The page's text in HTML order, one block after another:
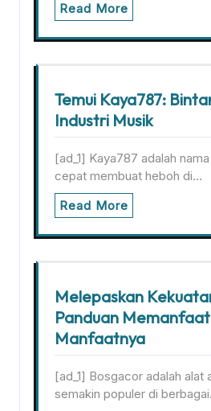
Read More
Temui Kaya787:
Industri Musik
[ad_1] Kaya787 adalah
cepat membuat heboh di…
Read More
Melepaskan
Panduan
Manfaatnya
[ad_1] Bosgacor adalah alat
semakin populer di